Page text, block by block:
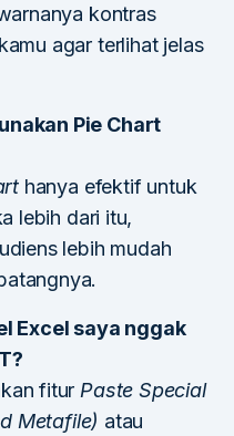
kontras
agar terlihat jelas
Pie Chart
hanya efektif untuk
lebih dari itu,
lebih mudah
Excel saya nggak
fitur Paste Special
Metafile) atau